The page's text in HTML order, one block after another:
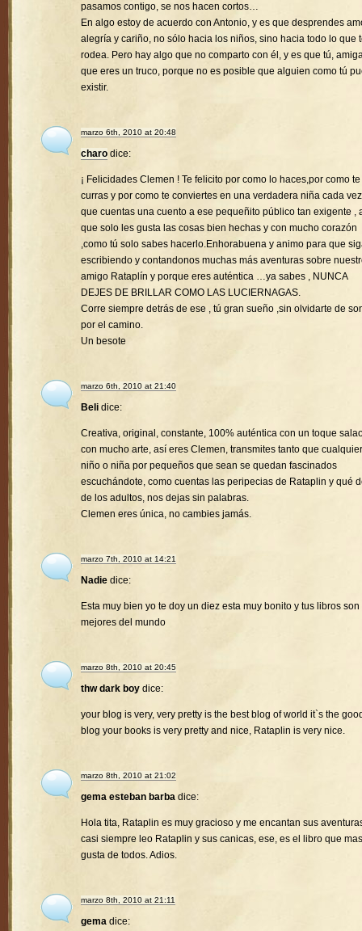
pasamos contigo, se nos hacen cortos…
En algo estoy de acuerdo con Antonio, y es que desprendes
alegría y cariño, no sólo hacia los niños, sino hacia todo lo que
rodea. Pero hay algo que no comparto con él, y es que tú,
que eres un truco, porque no es posible que alguien como tú
existir.
marzo 6th, 2010 at 20:48
charo dice:
¡ Felicidades Clemen ! Te felicito por como lo haces,por como
curras y por como te conviertes en una verdadera niña cada vez
que cuentas una cuento a ese pequeñito público tan exigente ,
que solo les gusta las cosas bien hechas y con mucho corazón
,como tú solo sabes hacerlo.Enhorabuena y animo para que
escribiendo y contandonos muchas más aventuras sobre
amigo Rataplín y porque eres auténtica …ya sabes , NUNCA
DEJES DE BRILLAR COMO LAS LUCIERNAGAS.
Corre siempre detrás de ese , tú gran sueño ,sin olvidarte de
por el camino.
Un besote
marzo 6th, 2010 at 21:40
Beli dice:
Creativa, original, constante, 100% auténtica con un toque
con mucho arte, así eres Clemen, transmites tanto que cualquier
niño o niña por pequeños que sean se quedan fascinados
escuchándote, como cuentas las peripecias de Rataplin y qué
de los adultos, nos dejas sin palabras.
Clemen eres única, no cambies jamás.
marzo 7th, 2010 at 14:21
Nadie dice:
Esta muy bien yo te doy un diez esta muy bonito y tus libros son
mejores del mundo
marzo 8th, 2010 at 20:45
thw dark boy dice:
your blog is very, very pretty is the best blog of world it`s the
blog your books is very pretty and nice, Rataplin is very nice.
marzo 8th, 2010 at 21:02
gema esteban barba dice:
Hola tita, Rataplin es muy gracioso y me encantan sus
casi siempre leo Rataplin y sus canicas, ese, es el libro que
gusta de todos. Adios.
marzo 8th, 2010 at 21:11
gema dice: